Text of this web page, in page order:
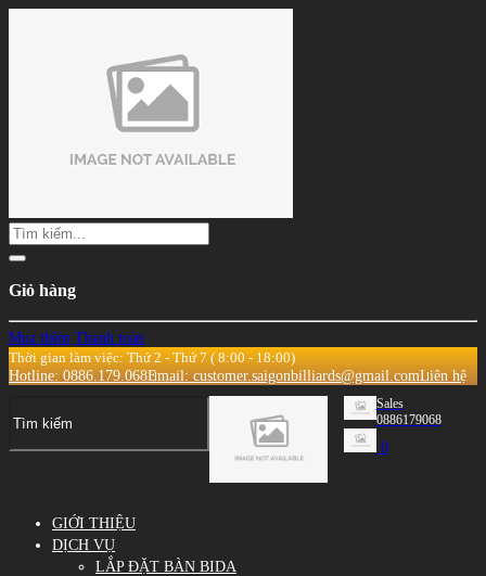
Giỏ hàng
Mua thêm Thanh toán
Thời gian làm việc: Thứ 2 - Thứ 7 ( 8:00 - 18:00)
Hotline: 0886.179.068Email: customer.saigonbilliards@gmail.comLiên hệ
Sales
0886179068
0
GIỚI THIỆU
DỊCH VỤ
LẮP ĐẶT BÀN BIDA